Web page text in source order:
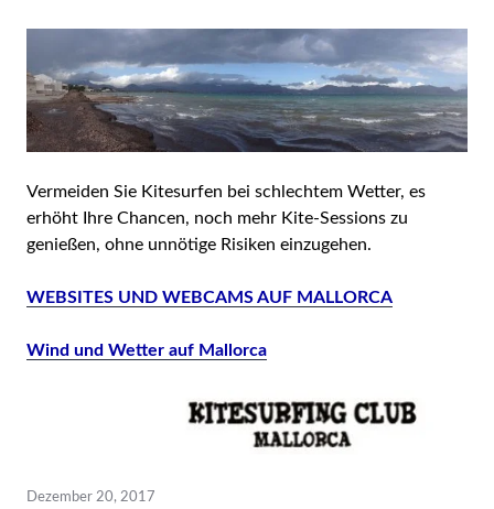
Vermeiden Sie Kitesurfen bei schlechtem Wetter, es
erhöht Ihre Chancen, noch mehr Kite-Sessions zu
genießen, ohne unnötige Risiken einzugehen.
WEBSITES UND WEBCAMS AUF MALLORCA
Wind und Wetter auf Mallorca
Dezember 20, 2017